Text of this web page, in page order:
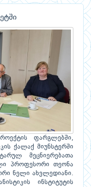
ფარგლებში,
ქალაქ მიუნსტერში
მეცნიერებათა
პროფესორი თეონა
ნელი ახვლედიანი.
ინსტიტუტის